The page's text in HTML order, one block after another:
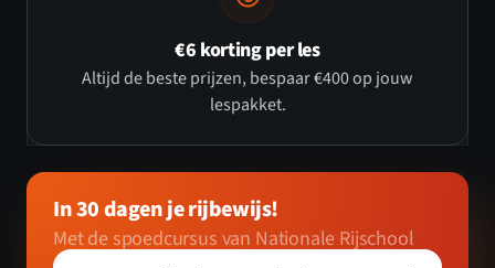
€6 korting per les
Altijd de beste prijzen, bespaar €400 op jouw
lespakket.
In 30 dagen je rijbewijs!
Met de spoedcursus van Nationale Rijschool